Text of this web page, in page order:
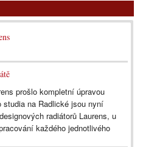
prošlo kompletní úpravou
studia na Radlické jsou nyní
radiátorů Laurens, u
každého jednotlivého